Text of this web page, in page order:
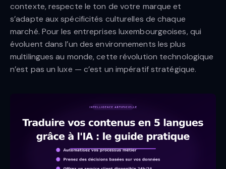
contexte, respecte le ton de votre marque et
s’adapte aux spécificités culturelles de chaque
marché. Pour les entreprises luxembourgeoises, qui
évoluent dans l’un des environnements les plus
multilingues au monde, cette révolution technologique
n’est pas un luxe — c’est un impératif stratégique.